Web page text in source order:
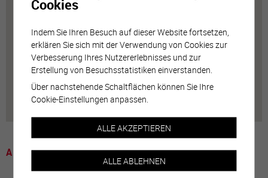
A voir
Cookies
Indem Sie Ihren Besuch auf dieser Website fortsetzen,
erklären Sie sich mit der Verwendung von Cookies zur
Verbesserung Ihres Nutzererlebnisses und zur
Erstellung von Besuchsstatistiken einverstanden.
Über nachstehende Schaltflächen können Sie Ihre
Cookie-Einstellungen anpassen.
ALLE AKZEPTIEREN
ALLE ABLEHNEN